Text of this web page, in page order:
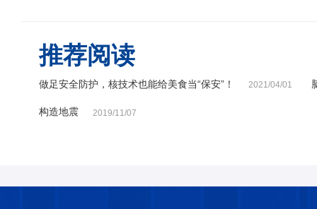
推荐阅读
做足安全防护，核技术也能给美食当“保安”！ 2021/04/01
构造地震 2019/11/07